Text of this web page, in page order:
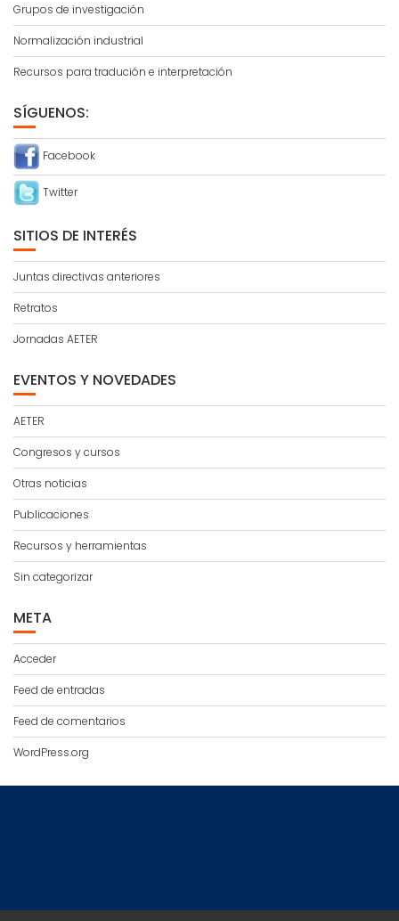
Grupos de investigación
Normalización industrial
Recursos para tradución e interpretación
SÍGUENOS:
Facebook
Twitter
SITIOS DE INTERÉS
Juntas directivas anteriores
Retratos
Jornadas AETER
EVENTOS Y NOVEDADES
AETER
Congresos y cursos
Otras noticias
Publicaciones
Recursos y herramientas
Sin categorizar
META
Acceder
Feed de entradas
Feed de comentarios
WordPress.org